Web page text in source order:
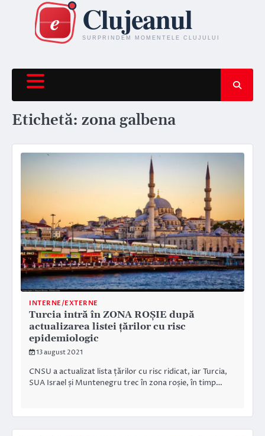
content
Etichetă: zona galbena
INTERNE/EXTERNE
Turcia intră în ZONA ROŞIE după
actualizarea listei țărilor cu risc
epidemiologic
13 august 2021
CNSU a actualizat lista țărilor cu risc ridicat, iar Turcia,
SUA Israel și Muntenegru trec în zona roșie, în timp…